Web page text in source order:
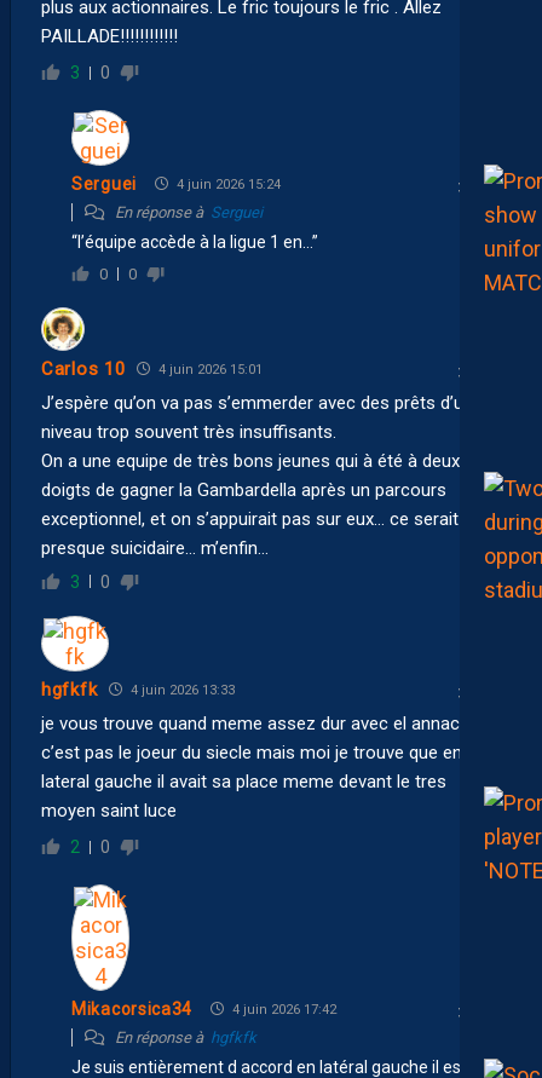
plus aux actionnaires. Le fric toujours le fric . Allez
PAILLADE!!!!!!!!!!!!
3 0
Serguei 4 juin 2026 15:24
En réponse à Serguei
“l’équipe accède à la ligue 1 en…”
0 0
Carlos 10 4 juin 2026 15:01
J’espère qu’on va pas s’emmerder avec des prêts d’un
niveau trop souvent très insuffisants.
On a une equipe de très bons jeunes qui à été à deux
doigts de gagner la Gambardella après un parcours
exceptionnel, et on s’appuirait pas sur eux… ce serait
presque suicidaire… m’enfin…
3 0
hgfkfk 4 juin 2026 13:33
je vous trouve quand meme assez dur avec el annach. ok
c’est pas le joeur du siecle mais moi je trouve que en
lateral gauche il avait sa place meme devant le tres
moyen saint luce
2 0
Mikacorsica34 4 juin 2026 17:42
En réponse à hgfkfk
Je suis entièrement d accord en latéral gauche il est